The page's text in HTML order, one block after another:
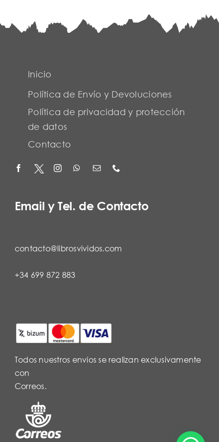
Inicio
Política de Envío y Devoluciones
Política de privacidad y protección
de datos
Contacto
Email y Tel. de Contacto
contacto@librosvividos.com
+34 699 872 883
Todos nuestros envíos se realizan exclusivamente
con
Correos.